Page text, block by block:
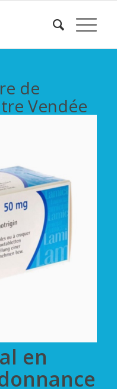
de
Vendée
en